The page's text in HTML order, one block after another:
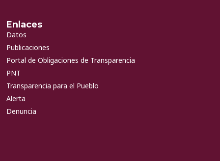
Enlaces
Datos
Publicaciones
Portal de Obligaciones de Transparencia
PNT
Transparencia para el Pueblo
Alerta
Denuncia